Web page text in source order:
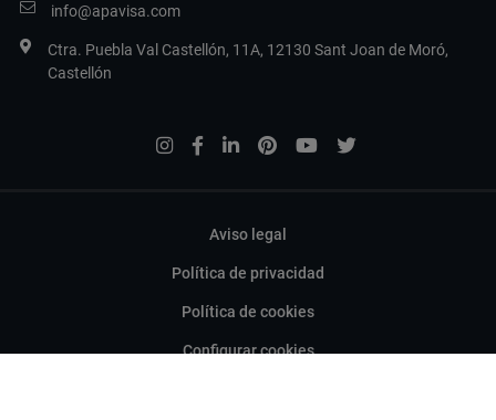
info@apavisa.com
Ctra. Puebla Val Castellón, 11A, 12130 Sant Joan de Moró,
Castellón
Aviso legal
Política de privacidad
Política de cookies
Configurar cookies